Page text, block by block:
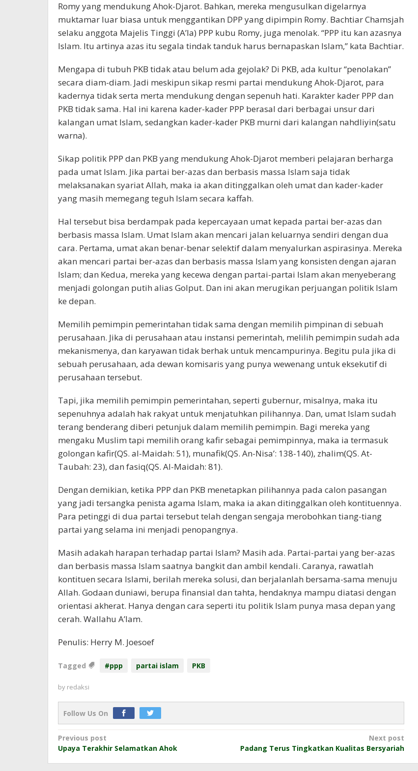
Romy yang mendukung Ahok-Djarot. Bahkan, mereka mengusulkan digelarnya
muktamar luar biasa untuk menggantikan DPP yang dipimpin Romy. Bachtiar Chamsjah
selaku anggota Majelis Tinggi (A’la) PPP kubu Romy, juga menolak. “PPP itu kan azasnya
Islam. Itu artinya azas itu segala tindak tanduk harus bernapaskan Islam,” kata Bachtiar.
Mengapa di tubuh PKB tidak atau belum ada gejolak? Di PKB, ada kultur “penolakan”
secara diam-diam. Jadi meskipun sikap resmi partai mendukung Ahok-Djarot, para
kadernya tidak serta merta mendukung dengan sepenuh hati. Karakter kader PPP dan
PKB tidak sama. Hal ini karena kader-kader PPP berasal dari berbagai unsur dari
kalangan umat Islam, sedangkan kader-kader PKB murni dari kalangan nahdliyin(satu
warna).
Sikap politik PPP dan PKB yang mendukung Ahok-Djarot memberi pelajaran berharga
pada umat Islam. Jika partai ber-azas dan berbasis massa Islam saja tidak
melaksanakan syariat Allah, maka ia akan ditinggalkan oleh umat dan kader-kader
yang masih memegang teguh Islam secara kaffah.
Hal tersebut bisa berdampak pada kepercayaan umat kepada partai ber-azas dan
berbasis massa Islam. Umat Islam akan mencari jalan keluarnya sendiri dengan dua
cara. Pertama, umat akan benar-benar selektif dalam menyalurkan aspirasinya. Mereka
akan mencari partai ber-azas dan berbasis massa Islam yang konsisten dengan ajaran
Islam; dan Kedua, mereka yang kecewa dengan partai-partai Islam akan menyeberang
menjadi golongan putih alias Golput. Dan ini akan merugikan perjuangan politik Islam
ke depan.
Memilih pemimpin pemerintahan tidak sama dengan memilih pimpinan di sebuah
perusahaan. Jika di perusahaan atau instansi pemerintah, melilih pemimpin sudah ada
mekanismenya, dan karyawan tidak berhak untuk mencampurinya. Begitu pula jika di
sebuah perusahaan, ada dewan komisaris yang punya wewenang untuk eksekutif di
perusahaan tersebut.
Tapi, jika memilih pemimpin pemerintahan, seperti gubernur, misalnya, maka itu
sepenuhnya adalah hak rakyat untuk menjatuhkan pilihannya. Dan, umat Islam sudah
terang benderang diberi petunjuk dalam memilih pemimpin. Bagi mereka yang
mengaku Muslim tapi memilih orang kafir sebagai pemimpinnya, maka ia termasuk
golongan kafir(QS. al-Maidah: 51), munafik(QS. An-Nisa’: 138-140), zhalim(QS. At-
Taubah: 23), dan fasiq(QS. Al-Maidah: 81).
Dengan demikian, ketika PPP dan PKB menetapkan pilihannya pada calon pasangan
yang jadi tersangka penista agama Islam, maka ia akan ditinggalkan oleh kontituennya.
Para petinggi di dua partai tersebut telah dengan sengaja merobohkan tiang-tiang
partai yang selama ini menjadi penopangnya.
Masih adakah harapan terhadap partai Islam? Masih ada. Partai-partai yang ber-azas
dan berbasis massa Islam saatnya bangkit dan ambil kendali. Caranya, rawatlah
kontituen secara Islami, berilah mereka solusi, dan berjalanlah bersama-sama menuju
Allah. Godaan duniawi, berupa finansial dan tahta, hendaknya mampu diatasi dengan
orientasi akherat. Hanya dengan cara seperti itu politik Islam punya masa depan yang
cerah. Wallahu A’lam.
Penulis: Herry M. Joesoef
Tagged #ppp partai islam PKB
by redaksi
Follow Us On
Post
navigation
Previous post
Upaya Terakhir Selamatkan Ahok
Next post
Padang Terus Tingkatkan Kualitas Bersyariah